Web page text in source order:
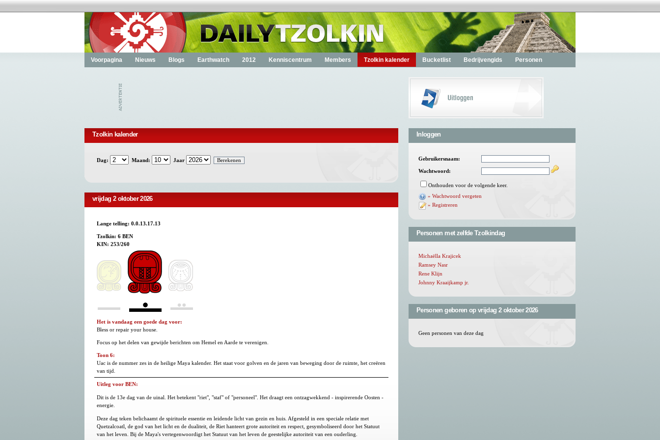
Voorpagina Nieuws Blogs Earthwatch 2012 Kenniscentrum Members Tzolkin kalender Bucketlist Bedrijvengids Personen
Inloggen
Gebruikersnaam:
Wachtwoord:
Onthouden voor de volgende keer.
» Wachtwoord vergeten
» Registreren
Personen met zelfde Tzolkindag
Michaëlla Krajicek
Ramsey Nasr
Rene Klijn
Johnny Kraaijkamp jr.
Personen geboren op vrijdag 2 oktober 2026
Geen personen van deze dag
Tzolkin kalender
Dag: Maand: Jaar
vrijdag 2 oktober 2026
Lange telling: 0.0.13.17.13
Tzolkin: 6 BEN
KIN: 253/260
Het is vandaag een goede dag voor:
Bless or repair your house.
Focus op het delen van gewijde berichten om Hemel en Aarde te verenigen.
Toon 6:
Uac is de nummer zes in de heilige Maya kalender. Het staat voor golven en de jaren van beweging door de ruimte, het creëren
van tijd.
Uitleg voor BEN:
Dit is de 13e dag van de uinal. Het betekent "riet", "staf" of "personeel". Het draagt een ontzagwekkend - inspirerende Oosten -
energie.
Deze dag teken belichaamt de spirituele essentie en leidende licht van gezin en huis. Afgesteld in een speciale relatie met
Quetzalcoatl, de god van het licht en de dualiteit, de Riet hanteert grote autoriteit en respect, gesymboliseerd door het Statuut
van het leven. Bij de Maya's vertegenwoordigt het Statuut van het leven de geestelijke autoriteit van een ouderling.